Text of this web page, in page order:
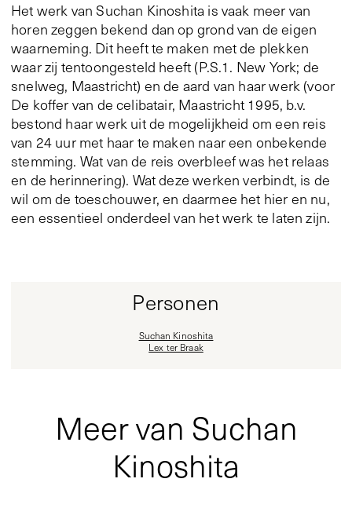
Het werk van Suchan Kinoshita is vaak meer van
horen zeggen bekend dan op grond van de eigen
waarneming. Dit heeft te maken met de plekken
waar zij tentoongesteld heeft (P.S.1. New York; de
snelweg, Maastricht) en de aard van haar werk (voor
De koffer van de celibatair, Maastricht 1995, b.v.
bestond haar werk uit de mogelijkheid om een reis
van 24 uur met haar te maken naar een onbekende
stemming. Wat van de reis overbleef was het relaas
en de herinnering). Wat deze werken verbindt, is de
wil om de toeschouwer, en daarmee het hier en nu,
een essentieel onderdeel van het werk te laten zijn.
Personen
Suchan Kinoshita
Lex ter Braak
Meer van Suchan
Kinoshita